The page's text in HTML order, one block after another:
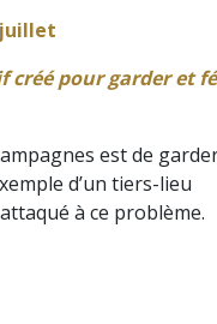
juillet
pour garder et
est de
d’un tiers-lieu
à ce problème.